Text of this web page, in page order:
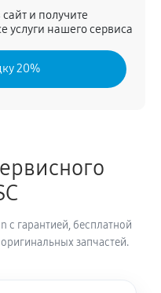
минут
влаги
минут
сайт и получите
услуги нашего сервиса
20%
гарантией, бесплатной
запчастей.